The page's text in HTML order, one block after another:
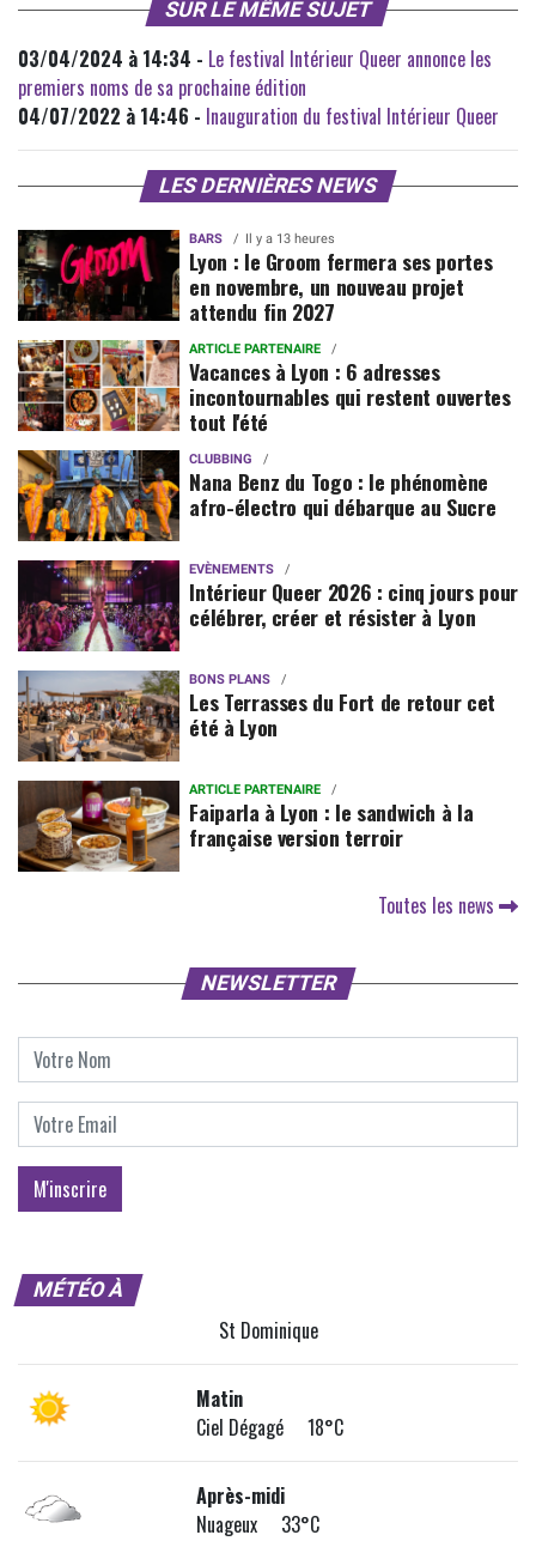
SUR LE MÊME SUJET
03/04/2024 à 14:34 - Le festival Intérieur Queer annonce les
premiers noms de sa prochaine édition
04/07/2022 à 14:46 - Inauguration du festival Intérieur Queer
LES DERNIÈRES NEWS
BARS Il y a 13 heures
Lyon : le Groom fermera ses portes
en novembre, un nouveau projet
attendu fin 2027
ARTICLE PARTENAIRE
Vacances à Lyon : 6 adresses
incontournables qui restent ouvertes
tout l'été
CLUBBING
Nana Benz du Togo : le phénomène
afro-électro qui débarque au Sucre
EVÈNEMENTS
Intérieur Queer 2026 : cinq jours pour
célébrer, créer et résister à Lyon
BONS PLANS
Les Terrasses du Fort de retour cet
été à Lyon
ARTICLE PARTENAIRE
Faiparla à Lyon : le sandwich à la
française version terroir
Toutes les news
NEWSLETTER
MÉTÉO À
St Dominique
Matin
Ciel Dégagé 18°C
Après-midi
Nuageux 33°C